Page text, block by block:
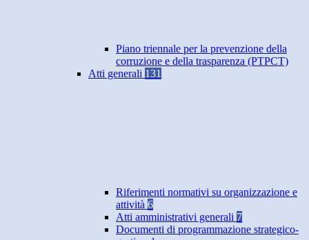
Piano triennale per la prevenzione della
corruzione e della trasparenza (PTPCT)
Atti generali 131
Riferimenti normativi su organizzazione e
attività 6
Atti amministrativi generali 7
Documenti di programmazione strategico-